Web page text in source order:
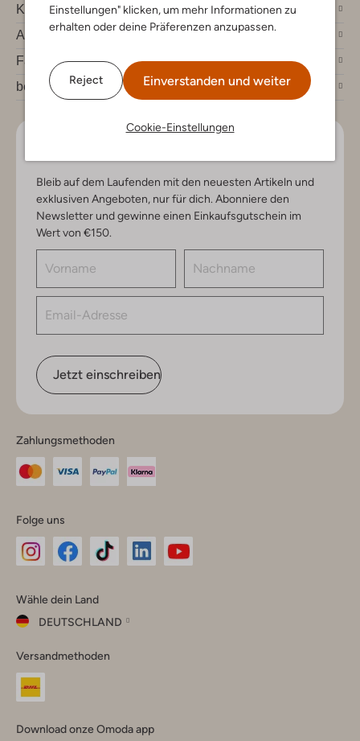
Einstellungen" klicken, um mehr Informationen zu
erhalten oder deine Präferenzen anzupassen.
Reject Einverstanden und weiter
Cookie-Einstellungen
Kundenservice
Account
Fashion News
bei Omoda
Bleib auf dem Laufenden mit den neuesten Artikeln und
exklusiven Angeboten, nur für dich. Abonniere den
Newsletter und gewinne einen Einkaufsgutschein im
Wert von €150.
Jetzt einschreiben
Zahlungsmethoden
Folge uns
Instagram
Facebook
TikTok
Wähle dein Land
DEUTSCHLAND
dein
Land
Versandmethoden
Download onze Omoda app